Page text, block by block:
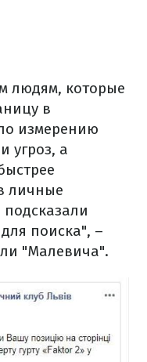
людям, которые
в
измерению
угроз, а
личные
поиска", –
"Малевича".